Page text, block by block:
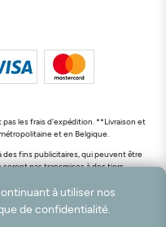
les frais d'expédition. **Livraison et
et en Belgique.
fins publicitaires, qui peuvent être
pas transmises à des tiers.
/ Tous droits réservés. powered by
à utiliser nos
de confidentialité.